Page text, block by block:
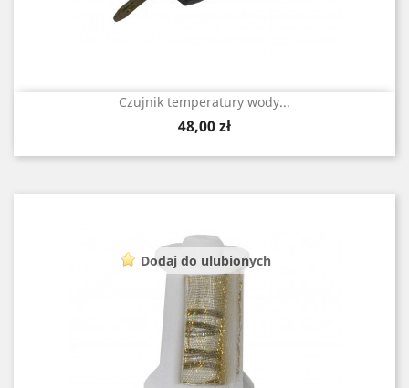
Czujnik temperatury wody...
Cena
48,00 zł
Dodaj do ulubionych